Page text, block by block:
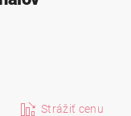
Strážiť cenu